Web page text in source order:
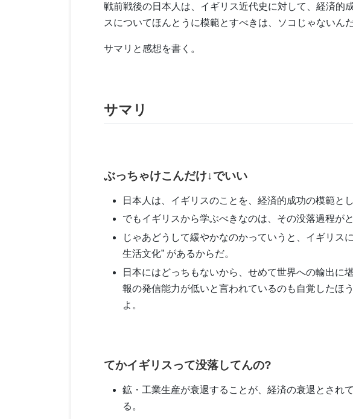
戦前戦後の日本人は、イギリス近代史に対して、経済的
スについてほんとうに模範とすべきは、ソコじゃないん
サマリと感想を書く。
サマリ
ぶっちゃけこんだけ↓でいい
日本人は、イギリスのことを、経済的成功の模範と
でもイギリスから学ぶべきなのは、その没落過程が
じゃあどうして緩やかなのかっていうと、イギリス
生活文化” があるからだ。
日本にはどっちもないから、せめて世界への輸出に
報の発信能力が低いと言われているのも自覚したほ
よ。
てかイギリスって没落してんの?
鉱・工業生産が衰退することが、経済の衰退とされ
る。